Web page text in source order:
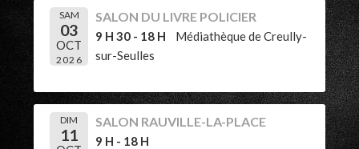
SAM
03
OCT
2026
SALON DU LIVRE POLICIER
9 H 30 - 18 H
Médiathèque de Creully-
sur-Seulles
DIM
11
SALON RAUVILLE-LA-PLACE
9 H - 18 H